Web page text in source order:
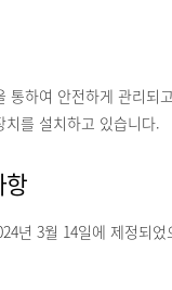
하여 안전하게 관리
를 설치하고 있습니다.
항
년 3월 14일에 제정되